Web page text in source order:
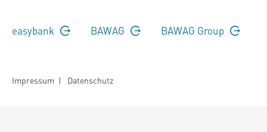
easybank BAWAG BAWAG Group
Impressum | Datenschutz